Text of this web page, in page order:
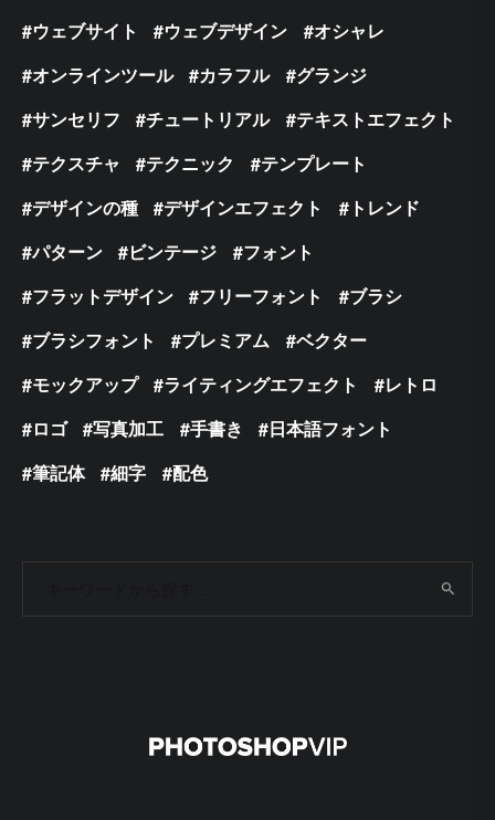
ウェブサイト
ウェブデザイン
オシャレ
オンラインツール
カラフル
グランジ
サンセリフ
チュートリアル
テキストエフェクト
テクスチャ
テクニック
テンプレート
デザインの種
デザインエフェクト
トレンド
パターン
ビンテージ
フォント
フラットデザイン
フリーフォント
ブラシ
ブラシフォント
プレミアム
ベクター
モックアップ
ライティングエフェクト
レトロ
ロゴ
写真加工 手書き
日本語フォント
筆記体
細字 配色